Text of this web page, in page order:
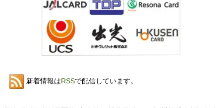
新着情報はRSSで配信しています。